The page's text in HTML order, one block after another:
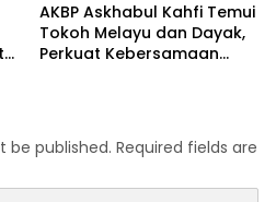
AKBP Askhabul Kahfi Temui
Tokoh Melayu dan Dayak,
Perkuat Kebersamaan
be published. Required fields are